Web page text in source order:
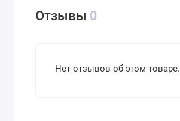
Отзывы 0
Нет отзывов об этом товаре.